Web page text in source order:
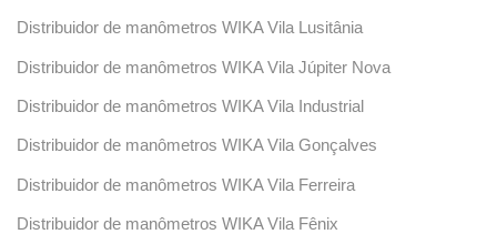
Distribuidor de manômetros WIKA Vila Lusitânia
Distribuidor de manômetros WIKA Vila Júpiter Nova
Distribuidor de manômetros WIKA Vila Industrial
Distribuidor de manômetros WIKA Vila Gonçalves
Distribuidor de manômetros WIKA Vila Ferreira
Distribuidor de manômetros WIKA Vila Fênix